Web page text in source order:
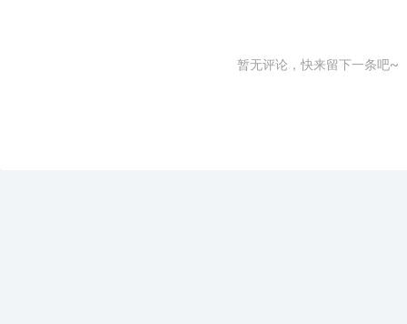
暂无评论，快来留下一条吧~